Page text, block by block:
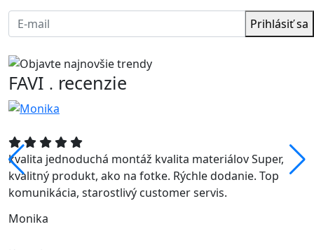
Prihlásiť sa
FAVI . recenzie
kvalita jednoduchá montáž kvalita materiálov Super,
kvalitný produkt, ako na fotke. Rýchle dodanie. Top
komunikácia, starostlivý customer servis.
Monika